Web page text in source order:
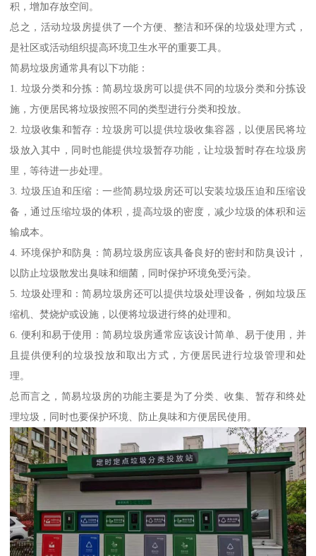
积，增加存放空间。
总之，活动垃圾房提供了一个方便、整洁和环保的垃圾处理方式，
是社区或活动组织提高环境卫生水平的重要工具。
简易垃圾房通常具有以下功能：
1. 垃圾分类和分拣：简易垃圾房可以提供不同的垃圾分类和分拣设
施，方便居民将垃圾按照不同的类型进行分类和投放。
2. 垃圾收集和暂存：垃圾房可以提供垃圾收集容器，以便居民将垃
圾放入其中，同时也能提供垃圾暂存功能，让垃圾暂时存在垃圾房
里，等待进一步处理。
3. 垃圾压迫和压缩：一些简易垃圾房还可以安装垃圾压迫和压缩设
备，通过压缩垃圾的体积，提高垃圾的密度，减少垃圾的体积和运
输成本。
4. 环境保护和防臭：简易垃圾房应该具备良好的密封和防臭设计，
以防止垃圾散发出臭味和细菌，同时保护环境免受污染。
5. 垃圾处理和：简易垃圾房还可以提供垃圾处理设备，例如垃圾压
缩机、焚烧炉或设施，以便将垃圾进行终的处理和。
6. 便利和易于使用：简易垃圾房通常应该设计简单、易于使用，并
且提供便利的垃圾投放和取出方式，方便居民进行垃圾管理和处
理。
总而言之，简易垃圾房的功能主要是为了分类、收集、暂存和终处
理垃圾，同时也要保护环境、防止臭味和方便居民使用。